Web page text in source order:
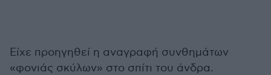
Είχε προηγηθεί η αναγραφή συνθημάτων
«φονιάς σκύλων» στο σπίτι του άνδρα.